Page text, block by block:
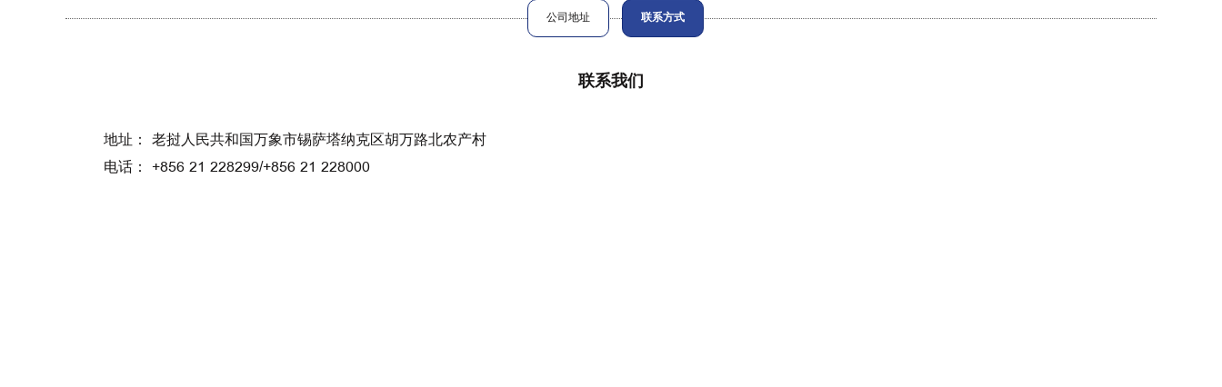
公司地址 联系方式
联系我们
地址： 老挝人民共和国万象市锡萨塔纳克区胡万路北农产村
电话： +856 21 228299/+856 21 228000